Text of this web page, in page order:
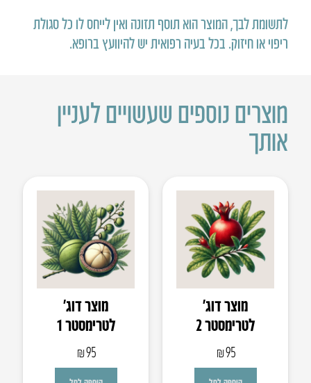
לתשומת לבך, המוצר הוא תוסף תזונה ואין לייחס לו כל סגולת
ריפוי או חיזוק. בכל בעיה רפואית יש להיוועץ ברופא.
מוצרים נוספים שעשויים לעניין
אותך
מוצר דוג’
לטרימסטר 2
₪95
מוצר דוג’
לטרימסטר 1
₪95